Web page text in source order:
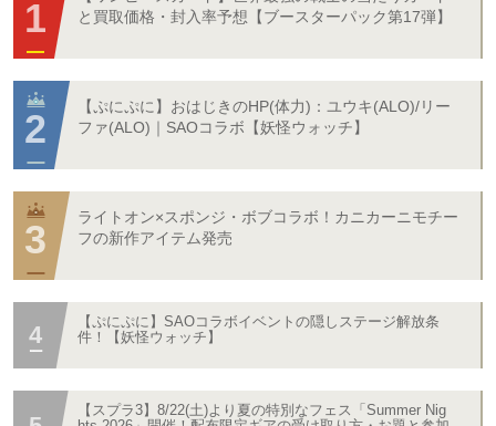
と買取価格・封入率予想【ブースターパック第17弾】
【ぷにぷに】おはじきのHP(体力)：ユウキ(ALO)/リー
ファ(ALO)｜SAOコラボ【妖怪ウォッチ】
ライトオン×スポンジ・ボブコラボ！カニカーニモチー
フの新作アイテム発売
【ぷにぷに】SAOコラボイベントの隠しステージ解放条
件！【妖怪ウォッチ】
【スプラ3】8/22(土)より夏の特別なフェス「Summer Nig